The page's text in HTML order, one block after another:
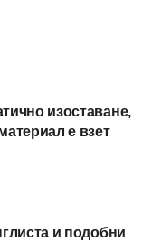
изоставане,
е взет
и подобни